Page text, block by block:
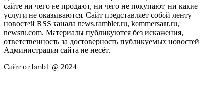
сайте ни чего не продают, ни чего не покупают, ни какие
услуги не оказываются. Сайт представляет собой ленту
новостей RSS канала news.rambler.ru, kommersant.ru,
newsru.com. Материалы публикуются без искажения,
ответственность за достоверность публикуемых новостей
Администрация сайта не несёт.
Сайт от bmb1 @ 2024